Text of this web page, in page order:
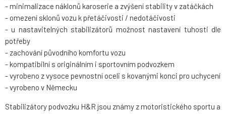
- minimalizace náklonů karoserie a zvýšení stability v zatáčkách
- omezení sklonů vozu k přetáčivosti / nedotáčivosti
- u nastavitelných stabilizátorů možnost nastavení tuhosti dle
potřeby
- zachování původního komfortu vozu
- kompatibilní s originálním i sportovním podvozkem
- vyrobeno z vysoce pevnostní oceli s kovanými konci pro uchycení
- vyrobeno v Německu
Stabilizátory podvozku H&R jsou známy z motoristického sportu a